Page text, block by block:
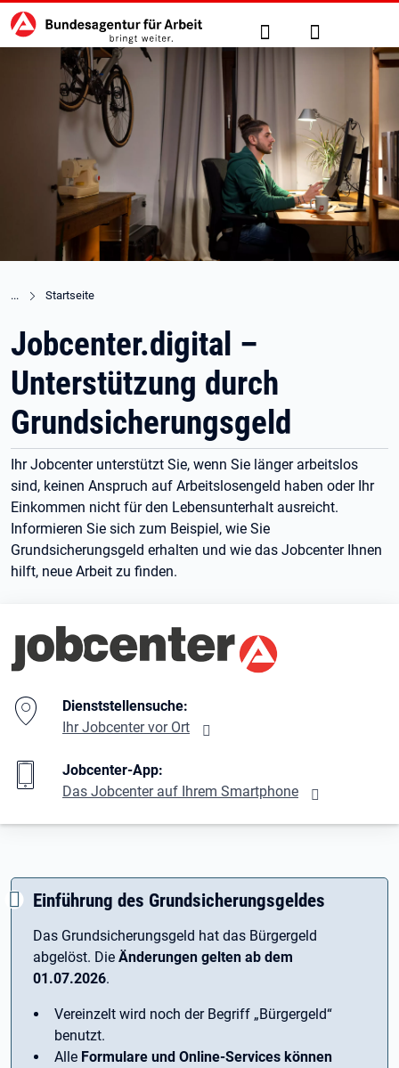
zu den Hauptinhalten springen
Hauptnavigation Suche Anmelden
Startseite
Jobcenter.digital –
Unterstützung durch
Grundsicherungsgeld
Ihr Jobcenter unterstützt Sie, wenn Sie länger arbeitslos
sind, keinen Anspruch auf Arbeitslosengeld haben oder Ihr
Einkommen nicht für den Lebensunterhalt ausreicht.
Informieren Sie sich zum Beispiel, wie Sie
Grundsicherungsgeld erhalten und wie das Jobcenter Ihnen
hilft, neue Arbeit zu finden.
Branding-Bereich Beschreibung
Dienststellensuche:
Ihr Jobcenter vor Ort
Jobcenter-App:
Das Jobcenter auf Ihrem Smartphone
Einführung des Grundsicherungsgeldes
Das Grundsicherungsgeld hat das Bürgergeld
abgelöst. Die Änderungen gelten ab dem
01.07.2026.
Vereinzelt wird noch der Begriff ­„Bürgergeld“
benutzt.
Alle Formulare und Online-Services können